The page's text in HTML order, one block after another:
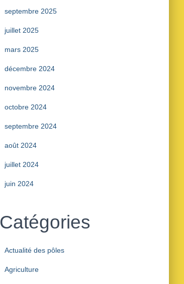
septembre 2025
juillet 2025
mars 2025
décembre 2024
novembre 2024
octobre 2024
septembre 2024
août 2024
juillet 2024
juin 2024
Catégories
Actualité des pôles
Agriculture